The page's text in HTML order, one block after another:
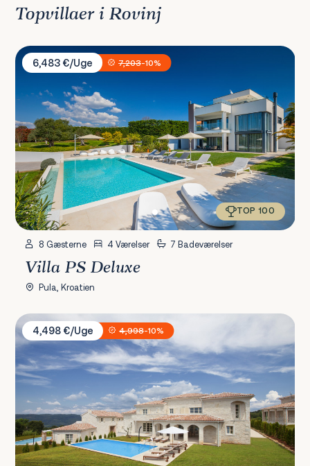
Topvillaer i Rovinj
Villa PS Deluxe
6,483 €/Uge
7,203-10%
TOP 100
8 Gæsterne 4 Værelser 7 Badeværelser
Villa PS Deluxe
Pula, Kroatien
Villa Sara & Star
4,498 €/Uge
4,998-10%